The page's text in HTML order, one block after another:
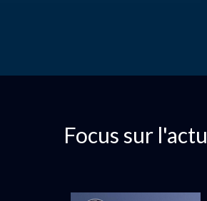
Focus sur l'actu